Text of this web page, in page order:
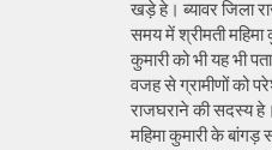
खड़े हे। ब्यावर जिला
समय में श्रीमती महिमा
कुमारी को भी यह भी
वजह से ग्रामीणों को
राजघराने की सदस्य
महिमा कुमारी के